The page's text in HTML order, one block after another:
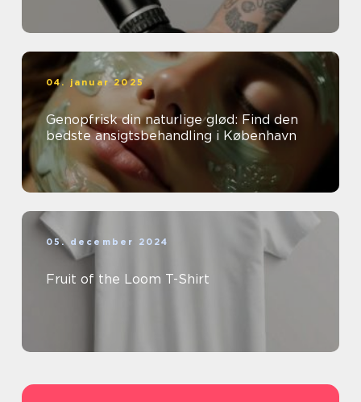
04. januar 2025
Genopfrisk din naturlige glød: Find den
bedste ansigtsbehandling i København
05. december 2024
Fruit of the Loom T-Shirt